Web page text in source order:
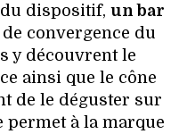
du dispositif, un bar
convergence du
y découvrent le
ainsi que le cône
de le déguster sur
permet à la marque